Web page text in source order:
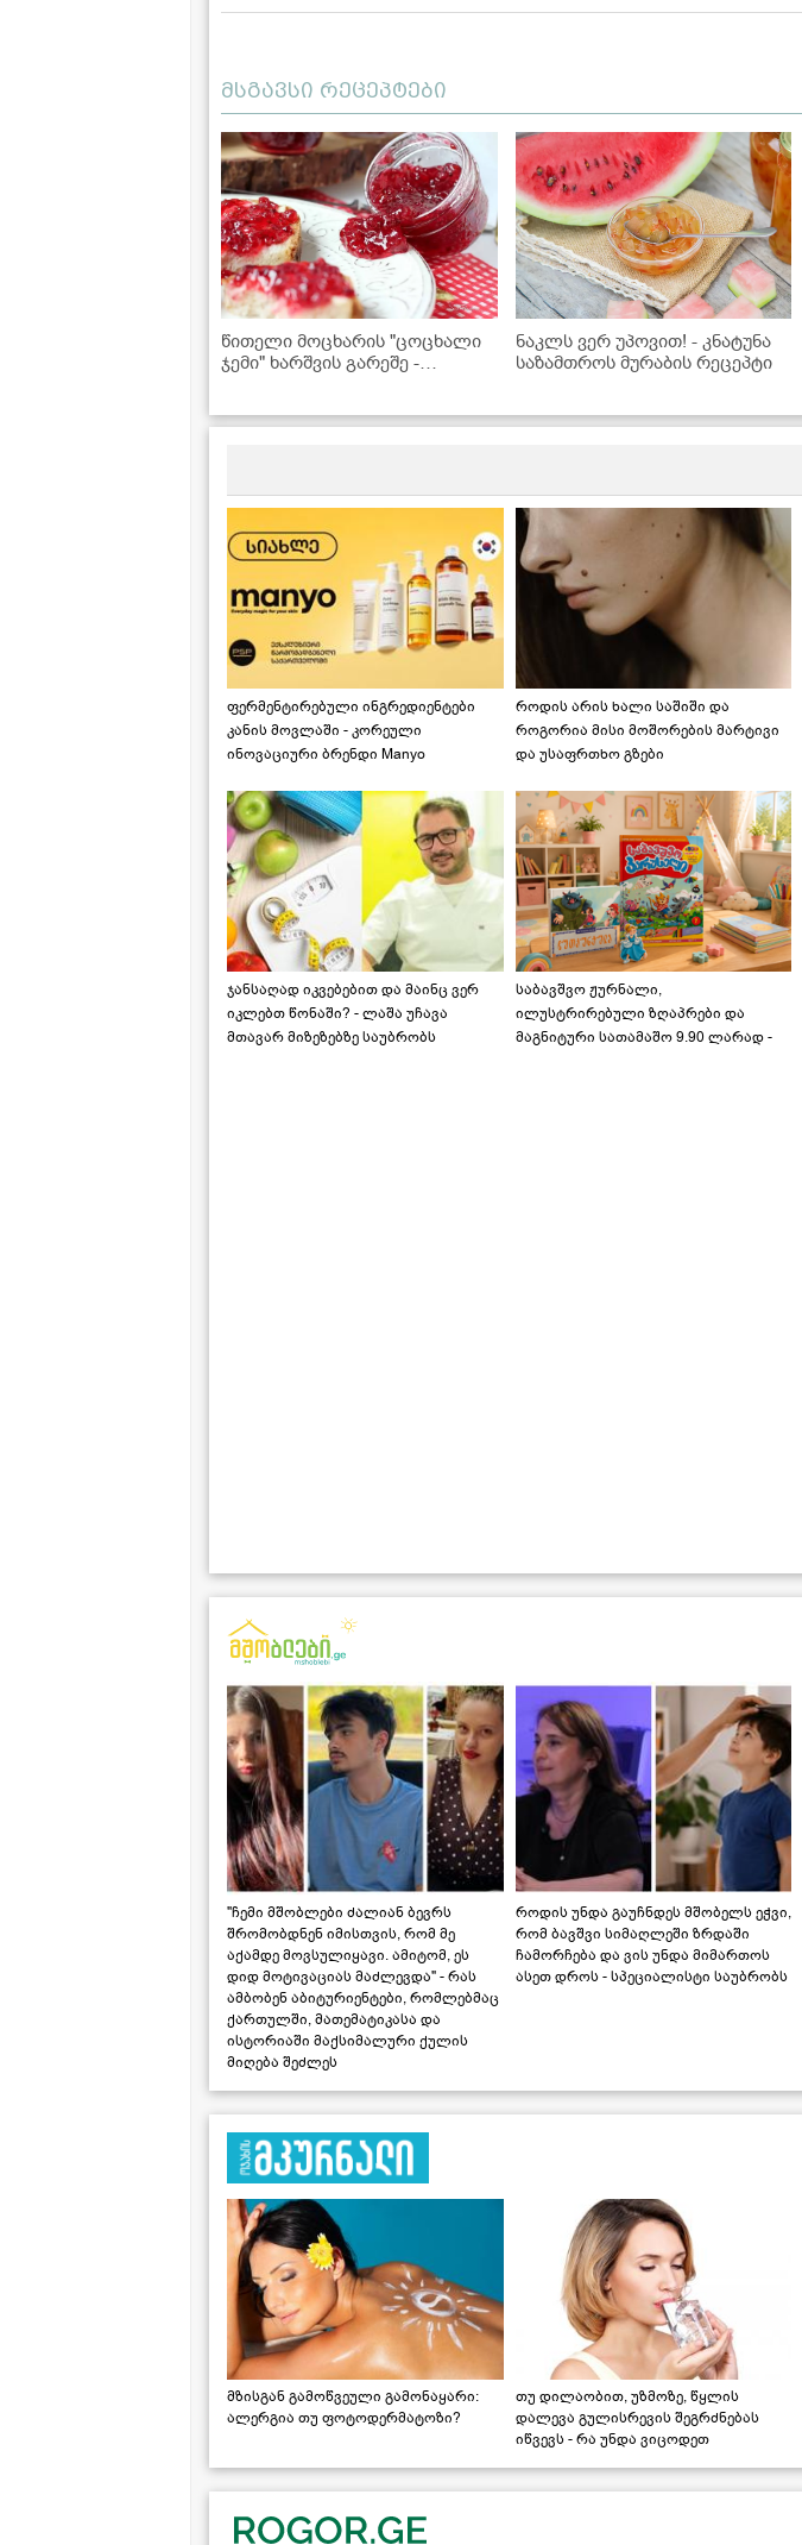
მსგავსი რეცეპტები
წითელი მოცხარის "ცოცხალი
ჯემი" ხარშვის გარეშე -
ნაკლს ვერ უპოვით! - კნატუნა
საზამთროს მურაბის რეცეპტი
ფერმენტირებული ინგრედიენტები
კანის მოვლაში - კორეული
ინოვაციური ბრენდი Manyo
როდის არის ხალი საშიში და
როგორია მისი მოშორების მარტივი
და უსაფრთხო გზები
ჯანსაღად იკვებებით და მაინც ვერ
იკლებთ წონაში? - ლაშა უჩავა
მთავარ მიზეზებზე საუბრობს
საბავშვო ჟურნალი,
ილუსტრირებული ზღაპრები და
მაგნიტური სათამაშო 9.90 ლარად -
"ჩემი მშობლები ძალიან ბევრს
შრომობდნენ იმისთვის, რომ მე
აქამდე მოვსულიყავი. ამიტომ, ეს
დიდ მოტივაციას მაძლევდა" - რას
ამბობენ აბიტურიენტები, რომლებმაც
ქართულში, მათემატიკასა და
ისტორიაში მაქსიმალური ქულის
მიღება შეძლეს
როდის უნდა გაუჩნდეს მშობელს ეჭვი,
რომ ბავშვი სიმაღლეში ზრდაში
ჩამორჩება და ვის უნდა მიმართოს
ასეთ დროს - სპეციალისტი საუბრობს
მზისგან გამოწვეული გამონაყარი:
ალერგია თუ ფოტოდერმატოზი?
თუ დილაობით, უზმოზე, წყლის
დალევა გულისრევის შეგრძნებას
იწვევს - რა უნდა ვიცოდეთ